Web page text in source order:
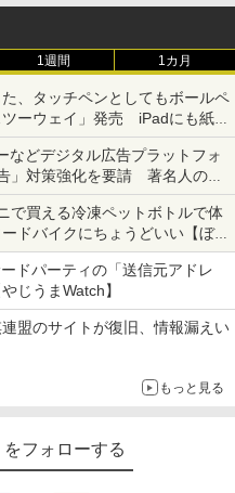
1週間 1カ月
、タッチペンとしてもボールペ
ーウェイ」発売 iPadにも紙に
などデジタル広告プラットフォ
」対策強化を要請 著名人の写
の対策として
買える冷凍ペットボトルで体
ドバイクにちょうどいい【ぼっ
た時間でなにしてる？】
ドパーティの「送信元アドレ
じうまWatch】
盟のサイトが復旧、情報漏えい
もっと見る
をフォローする